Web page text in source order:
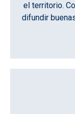
el territorio.
difundir